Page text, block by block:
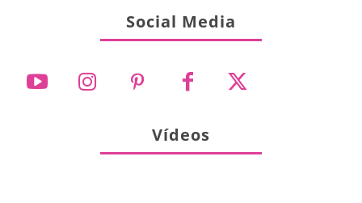
Social Media
Vídeos